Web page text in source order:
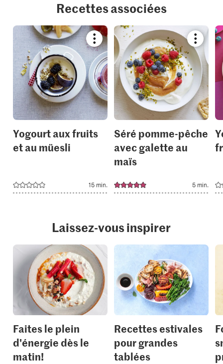
Recettes associées
Bookmark
recipe
or
add
it
to
your
collections.
Yogourt aux fruits
et au müesli
15 min.
recipe
or
add
your
Séré pomme-pêche
avec galette au
maïs
5 min.
Laissez-vous inspirer
Faites le plein
d'énergie dès le
matin!
Recettes estivales
pour grandes
tablées